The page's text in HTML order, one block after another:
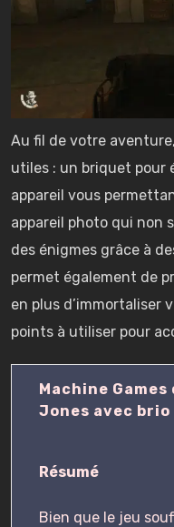
Au fil de votre
utiles : un briquet pour
appareil vous
appareil photo qui non
des énigmes grâce à
permet également de
en plus d’immortaliser
points à utiliser pour
Machine
Jones avec brio
Résumé
Bien que le jeu